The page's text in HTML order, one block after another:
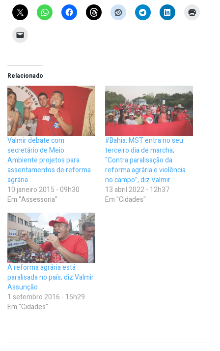
Relacionado
Valmir debate com
secretário de Meio
Ambiente projetos para
assentamentos de reforma
agrária
10 janeiro 2015 - 09h30
Em "Assessoria"
#Bahia: MST entra no seu
terceiro dia de marcha;
“Contra paralisação da
reforma agrária e violência
no campo”, diz Valmir
13 abril 2022 - 12h37
Em "Cidades"
A reforma agrária está
paralisada no país, diz Valmir
Assunção
1 setembro 2016 - 15h29
Em "Cidades"